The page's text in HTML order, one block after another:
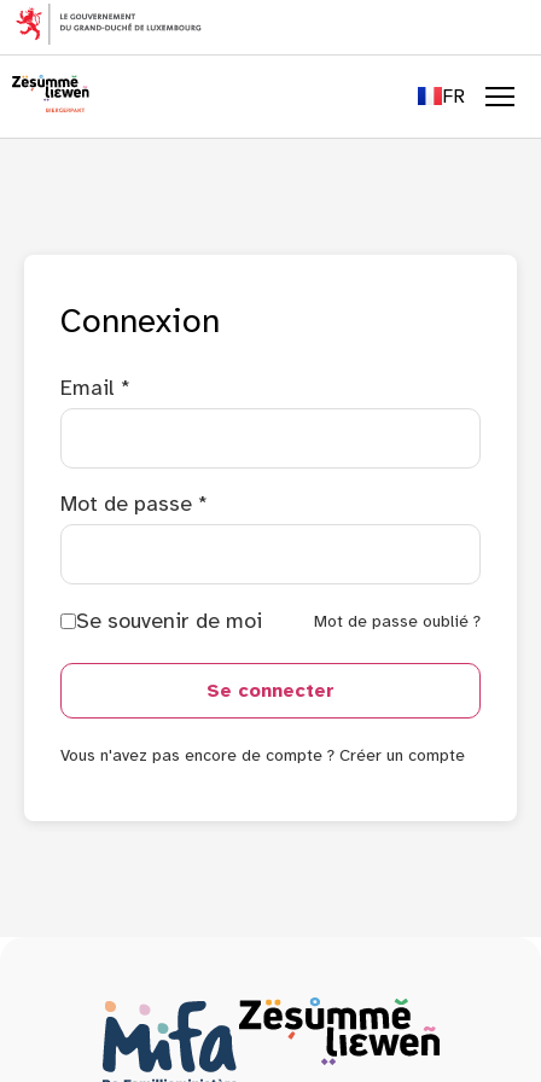
FR
LU
Connexion
Email *
Mot de passe *
Se souvenir de moi Mot de passe oublié ?
Se connecter
Vous n'avez pas encore de compte ? Créer un compte